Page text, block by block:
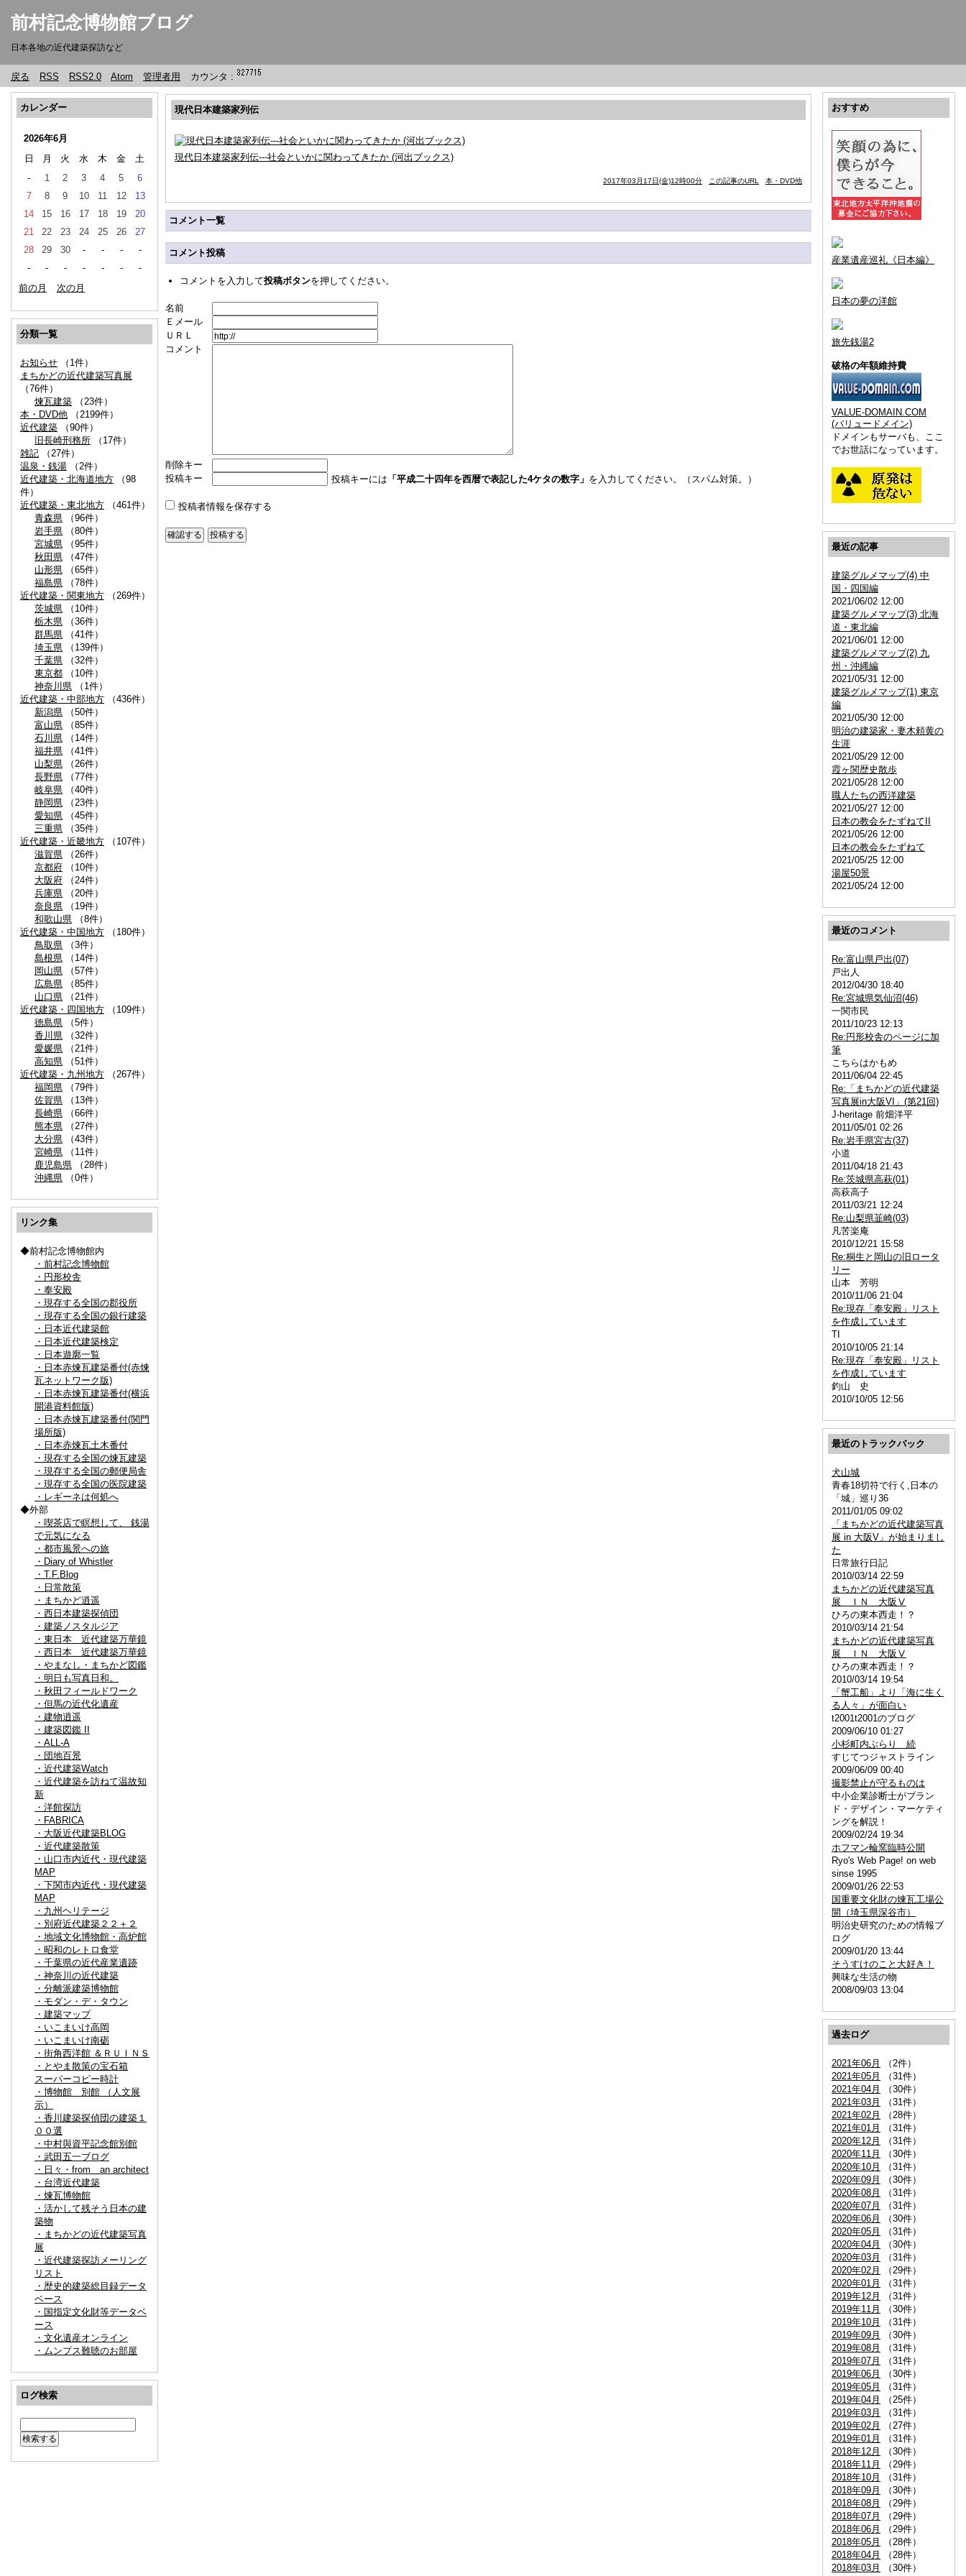
前村記念博物館ブログ
日本各地の近代建築探訪など
戻る RSS RSS2.0 Atom 管理者用 カウンタ :
カレンダー
2026年6月
日
月 火 水 木 金
土
-
1 2 3 4 5
6
7
8 9 10 11 12
13
14
15 16 17 18 19
20
21
22 23 24 25 26
27
28
29 30 - - -
-
-
- - - - -
-
前の月
次の月
分類一覧
お知らせ （1件）
まちかどの近代建築写真展
（76件）
煉瓦建築 （23件）
本・DVD他 （2199件）
近代建築 （90件）
旧長崎刑務所 （17件）
雑記 （27件）
温泉・銭湯 （2件）
近代建築・北海道地方 （98
件）
近代建築・東北地方 （461件）
青森県 （96件）
岩手県 （80件）
宮城県 （95件）
秋田県 （47件）
山形県 （65件）
福島県 （78件）
近代建築・関東地方 （269件）
茨城県 （10件）
栃木県 （36件）
群馬県 （41件）
埼玉県 （139件）
千葉県 （32件）
東京都 （10件）
神奈川県 （1件）
近代建築・中部地方 （436件）
新潟県 （50件）
富山県 （85件）
石川県 （14件）
福井県 （41件）
山梨県 （26件）
長野県 （77件）
岐阜県 （40件）
静岡県 （23件）
愛知県 （45件）
三重県 （35件）
近代建築・近畿地方 （107件）
滋賀県 （26件）
京都府 （10件）
大阪府 （24件）
兵庫県 （20件）
奈良県 （19件）
和歌山県 （8件）
近代建築・中国地方 （180件）
鳥取県 （3件）
島根県 （14件）
岡山県 （57件）
広島県 （85件）
山口県 （21件）
近代建築・四国地方 （109件）
徳島県 （5件）
香川県 （32件）
愛媛県 （21件）
高知県 （51件）
近代建築・九州地方 （267件）
福岡県 （79件）
佐賀県 （13件）
長崎県 （66件）
熊本県 （27件）
大分県 （43件）
宮崎県 （11件）
鹿児島県 （28件）
沖縄県 （0件）
リンク集
◆前村記念博物館内
・前村記念博物館
・円形校舎
・奉安殿
・現存する全国の郡役所
・現存する全国の銀行建築
・日本近代建築館
・日本近代建築検定
・日本遊廓一覧
・日本赤煉瓦建築番付(赤煉
瓦ネットワーク版)
・日本赤煉瓦建築番付(横浜
開港資料館版)
・日本赤煉瓦建築番付(関門
場所版)
・日本赤煉瓦土木番付
・現存する全国の煉瓦建築
・現存する全国の郵便局舎
・現存する全国の医院建築
・レギーネは何処へ
◆外部
・喫茶店で瞑想して、 銭湯
で元気になる
・都市風景への旅
・Diary of Whistler
・T.F.Blog
・日常散策
・まちかど逍遥
・西日本建築探偵団
・建築ノスタルジア
・東日本 近代建築万華鏡
・西日本 近代建築万華鏡
・やまなし・まちかど図鑑
・明日も写真日和。
・秋田フィールドワーク
・但馬の近代化遺産
・建物逍遥
・建築図鑑 II
・ALL-A
・団地百景
・近代建築Watch
・近代建築を訪ねて温故知
新
・洋館探訪
・FABRICA
・大阪近代建築BLOG
・近代建築散策
・山口市内近代・現代建築
MAP
・下関市内近代・現代建築
MAP
・九州ヘリテージ
・別府近代建築２２＋２
・地域文化博物館・高炉館
・昭和のレトロ食堂
・千葉県の近代産業遺跡
・神奈川の近代建築
・分離派建築博物館
・モダン・デ・タウン
・建築マップ
・いこまいけ高岡
・いこまいけ南砺
・街角西洋館 ＆ＲＵＩＮＳ
・とやま散策の宝石箱
スーパーコピー時計
・博物館 別館 （人文展
示）
・香川建築探偵団の建築１
００選
・中村與資平記念館別館
・武田五一ブログ
・日々・from an architect
・台湾近代建築
・煉瓦博物館
・活かして残そう日本の建
築物
・まちかどの近代建築写真
展
・近代建築探訪メーリング
リスト
・歴史的建築総目録データ
ベース
・国指定文化財等データベ
ース
・文化遺産オンライン
・ムンプス難聴のお部屋
ログ検索
おすすめ
産業遺産巡礼《日本編》
日本の夢の洋館
旅先銭湯2
破格の年額維持費
VALUE-DOMAIN.COM
(バリュードメイン)
ドメインもサーバも、ここ
でお世話になっています。
最近の記事
建築グルメマップ(4) 中
国・四国編
2021/06/02 12:00
建築グルメマップ(3) 北海
道・東北編
2021/06/01 12:00
建築グルメマップ(2) 九
州・沖縄編
2021/05/31 12:00
建築グルメマップ(1) 東京
編
2021/05/30 12:00
明治の建築家・妻木頼黄の
生涯
2021/05/29 12:00
霞ヶ関歴史散歩
2021/05/28 12:00
職人たちの西洋建築
2021/05/27 12:00
日本の教会をたずねてII
2021/05/26 12:00
日本の教会をたずねて
2021/05/25 12:00
湯屋50景
2021/05/24 12:00
最近のコメント
Re:富山県戸出(07)
戸出人
2012/04/30 18:40
Re:宮城県気仙沼(46)
一関市民
2011/10/23 12:13
Re:円形校舎のページに加
筆
こちらはかもめ
2011/06/04 22:45
Re:「まちかどの近代建築
写真展in大阪VI」(第21回)
J-heritage 前畑洋平
2011/05/01 02:26
Re:岩手県宮古(37)
小道
2011/04/18 21:43
Re:茨城県高萩(01)
高萩高子
2011/03/21 12:24
Re:山梨県韮崎(03)
凡苦楽庵
2010/12/21 15:58
Re:桐生と岡山の旧ロータ
リー
山本 芳明
2010/11/06 21:04
Re:現存「奉安殿」リスト
を作成しています
TI
2010/10/05 21:14
Re:現存「奉安殿」リスト
を作成しています
釣山 史
2010/10/05 12:56
最近のトラックバック
犬山城
青春18切符で行く,日本の
「城」巡り36
2011/01/05 09:02
「まちかどの近代建築写真
展 in 大阪V」が始まりまし
た
日常旅行日記
2010/03/14 22:59
まちかどの近代建築写真
展 ＩＮ 大阪Ⅴ
ひろの東本西走！？
2010/03/14 21:54
まちかどの近代建築写真
展 ＩＮ 大阪Ⅴ
ひろの東本西走！？
2010/03/14 19:54
「蟹工船」より「海に生く
る人々」が面白い
t2001t2001のブログ
2009/06/10 01:27
小杉町内ぶらり 続
すじてつジャストライン
2009/06/09 00:40
撮影禁止が守るものは
中小企業診断士がブラン
ド・デザイン・マーケティ
ングを解説！
2009/02/24 19:34
ホフマン輪窯臨時公開
Ryo's Web Page! on web
sinse 1995
2009/01/26 22:53
国重要文化財の煉瓦工場公
開（埼玉県深谷市）
明治史研究のための情報ブ
ログ
2009/01/20 13:44
そうすけのこと大好き！
興味な生活の物
2008/09/03 13:04
過去ログ
2021年06月
（2件）
2021年05月
（31件）
2021年04月
（30件）
2021年03月
（31件）
2021年02月
（28件）
2021年01月
（31件）
2020年12月
（31件）
2020年11月
（30件）
2020年10月
（31件）
2020年09月
（30件）
2020年08月
（31件）
2020年07月
（31件）
2020年06月
（30件）
2020年05月
（31件）
2020年04月
（30件）
2020年03月
（31件）
2020年02月
（29件）
2020年01月
（31件）
2019年12月
（31件）
2019年11月
（30件）
2019年10月
（31件）
2019年09月
（30件）
2019年08月
（31件）
2019年07月
（31件）
2019年06月
（30件）
2019年05月
（31件）
2019年04月
（25件）
2019年03月
（31件）
2019年02月
（27件）
2019年01月
（31件）
2018年12月
（30件）
2018年11月
（29件）
2018年10月
（31件）
2018年09月
（30件）
2018年08月
（29件）
2018年07月
（29件）
2018年06月
（29件）
2018年05月
（28件）
2018年04月
（28件）
2018年03月
（30件）
現代日本建築家列伝
現代日本建築家列伝---社会といかに関わってきたか (河出ブックス)
2017年03月17日(金)12時00分 この記事のURL 本・DVD他
コメント一覧
コメント投稿
コメントを入力して投稿ボタンを押してください。
名前
Ｅメール
ＵＲＬ
コメント
削除キー
投稿キー
投稿キーには 「平成二十四年を西暦で表記した4ケタの数字」 を入力してください。（スパム対策。）
投稿者情報を保存する